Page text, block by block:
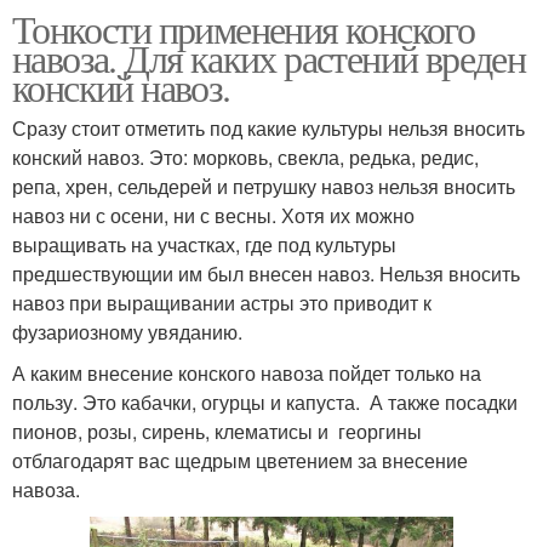
Тонкости применения конского
навоза. Для каких растений вреден
конский навоз.
Сразу стоит отметить под какие культуры нельзя вносить
конский навоз. Это: морковь, свекла, редька, редис,
репа, хрен, сельдерей и петрушку навоз нельзя вносить
навоз ни с осени, ни с весны. Хотя их можно
выращивать на участках, где под культуры
предшествующии им был внесен навоз. Нельзя вносить
навоз при выращивании астры это приводит к
фузариозному увяданию.
А каким внесение конского навоза пойдет только на
пользу. Это кабачки, огурцы и капуста. А также посадки
пионов, розы, сирень, клематисы и георгины
отблагодарят вас щедрым цветением за внесение
навоза.